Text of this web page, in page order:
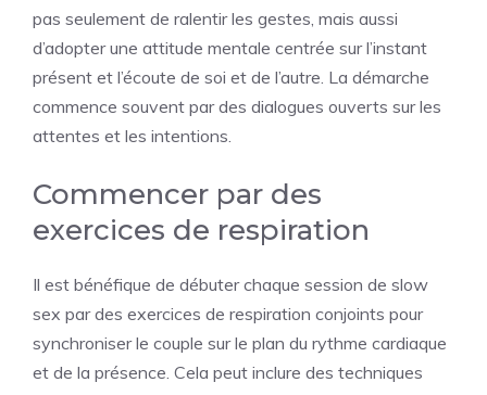
pas seulement de ralentir les gestes, mais aussi
d’adopter une attitude mentale centrée sur l’instant
présent et l’écoute de soi et de l’autre. La démarche
commence souvent par des dialogues ouverts sur les
attentes et les intentions.
Commencer par des
exercices de respiration
Il est bénéfique de débuter chaque session de slow
sex par des exercices de respiration conjoints pour
synchroniser le couple sur le plan du rythme cardiaque
et de la présence. Cela peut inclure des techniques